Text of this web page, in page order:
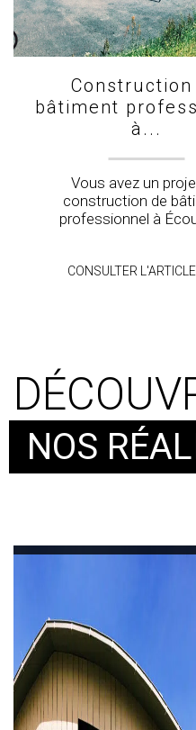
Construction
bâtiment
à...
Vous avez un
construction de
professionnel à
CONSULTER L'ARTICLE
NOS